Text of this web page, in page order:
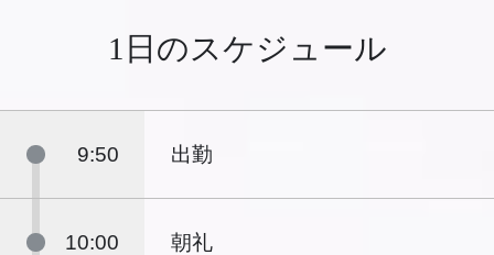
1日のスケジュール
9:50 出勤
10:00 朝礼